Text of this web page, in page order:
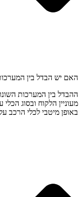
האם יש הבדל בין
ההבדל בין המערכות
מעוניין הלקוח ובסוג
באופן מיטבי לכלי הרכב